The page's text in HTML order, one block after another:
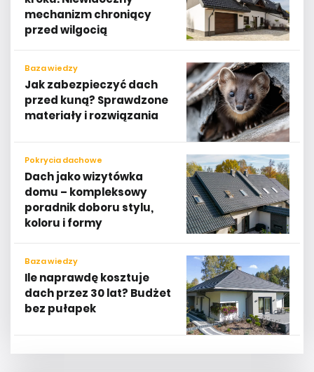
mechanizm chroniący
przed wilgocią
Baza wiedzy
Jak zabezpieczyć dach
przed kuną? Sprawdzone
materiały i rozwiązania
Pokrycia dachowe
Dach jako wizytówka
domu – kompleksowy
poradnik doboru stylu,
koloru i formy
Baza wiedzy
Ile naprawdę kosztuje
dach przez 30 lat? Budżet
bez pułapek